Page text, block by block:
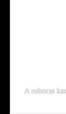
A robocat